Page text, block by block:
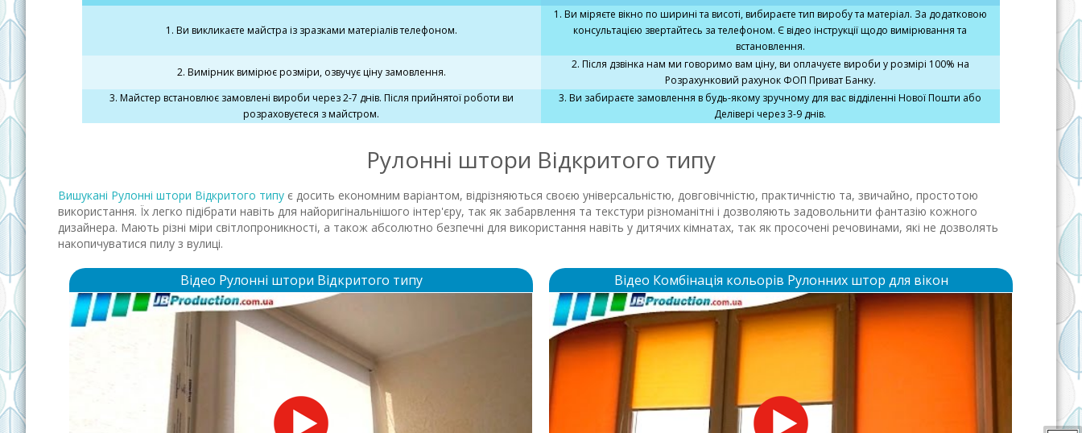
1. Ви викликаєте майстра із зразками матеріалів телефоном.
1. Ви міряєте вікно по ширині та висоті, вибираєте тип виробу та матеріал. За додатковою
консультацією звертайтесь за телефоном. Є відео інструкції щодо вимірювання та
встановлення.
2. Вимірник вимірює розміри, озвучує ціну замовлення.
2. Після дзвінка нам ми говоримо вам ціну, ви оплачуєте вироби у розмірі 100% на
Розрахунковий рахунок ФОП Приват Банку.
3. Майстер встановлює замовлені вироби через 2-7 днів. Після прийнятої роботи ви
розраховуєтеся з майстром.
3. Ви забираєте замовлення в будь-якому зручному для вас відділенні Нової Пошти або
Делівері через 3-9 днів.
Рулонні штори Відкритого типу
Вишукані Рулонні штори Відкритого типу є досить економним варіантом, відрізняються своєю універсальністю, довговічністю, практичністю та, звичайно, простотою
використання. Їх легко підібрати навіть для найоригінальнішого інтер'єру, так як забарвлення та текстури різноманітні і дозволяють задовольнити фантазію кожного
дизайнера. Мають різні міри світлопроникності, а також абсолютно безпечні для використання навіть у дитячих кімнатах, так як просочені речовинами, які не дозволять
накопичуватися пилу з вулиці.
Відео Рулонні штори Відкритого типу Відео Комбінація кольорів Рулонних штор для вікон